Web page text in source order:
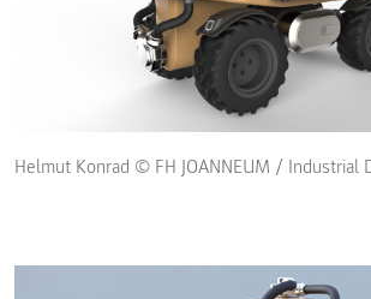
Helmut Konrad © FH JOANNEUM / Industrial